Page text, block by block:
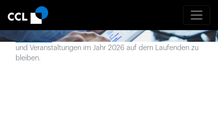
AbonnierenSie unseren Newsletter, um über Nachrichten
und Veranstaltungen im Jahr 2026 auf dem Laufenden zu
bleiben.